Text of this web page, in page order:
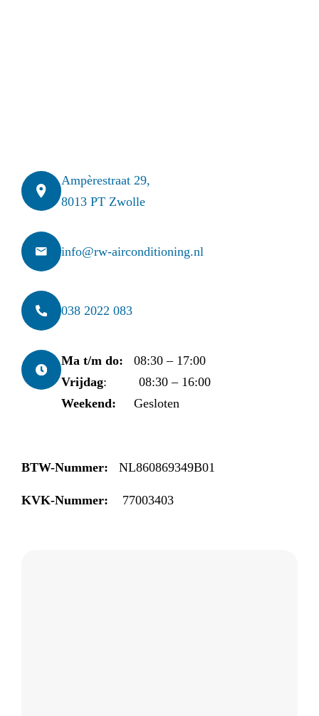
Ampèrestraat 29,
8013 PT Zwolle
info@rw-airconditioning.nl
038 2022 083
Ma t/m do: 08:30 – 17:00
Vrijdag: 08:30 – 16:00
Weekend:
Gesloten
BTW-Nummer: NL860869349B01
KVK-Nummer: 77003403